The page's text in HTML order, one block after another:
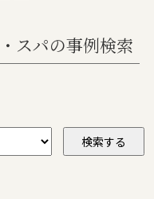
スパの事例検索